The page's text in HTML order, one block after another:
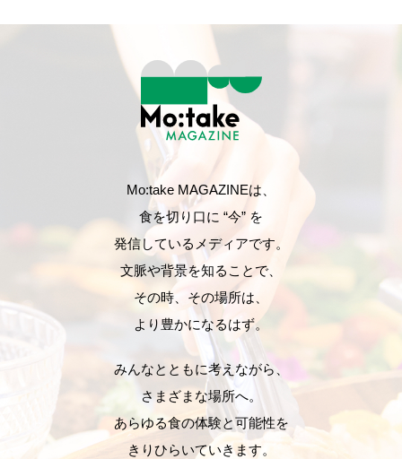
Mo:take MAGAZINEは、
食を切り口に “今” を
発信しているメディアです。
文脈や背景を知ることで、
その時、その場所は、
より豊かになるはず。
みんなとともに考えながら、
さまざまな場所へ。
あらゆる食の体験と可能性を
きりひらいていきます。